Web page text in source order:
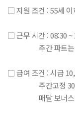
□ 지원 조건 : 55세 이
□ 근무 시간 : 08:30 ~
주간 파트는 잔
□ 급여 조건 : 시급
주간고정
매달 보너스